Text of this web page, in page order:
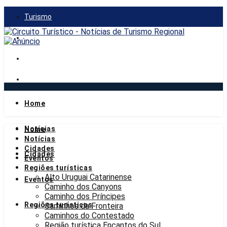
Turismo
Gastronomia
sexta-feira, 7 de agosto de 2026
Home
Notícias
Cidades
Eventos
Regiões turísticas
Home
Notícias
Cidades
Eventos
Regiões turísticas
Alto Uruguai Catarinense
Caminho dos Canyons
Caminho dos Príncipes
Caminhos da Fronteira
Caminhos do Contestado